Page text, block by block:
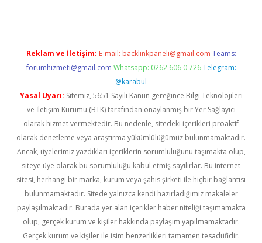
Reklam ve İletişim: E-mail: backlinkpaneli@gmail.com Teams:
forumhizmeti@gmail.com Whatsapp: 0262 606 0 726 Telegram:
@karabul
Yasal Uyarı: Sitemiz, 5651 Sayılı Kanun gereğince Bilgi Teknolojileri
ve İletişim Kurumu (BTK) tarafından onaylanmış bir Yer Sağlayıcı
olarak hizmet vermektedir. Bu nedenle, sitedeki içerikleri proaktif
olarak denetleme veya araştırma yükümlülüğümüz bulunmamaktadır.
Ancak, üyelerimiz yazdıkları içeriklerin sorumluluğunu taşımakta olup,
siteye üye olarak bu sorumluluğu kabul etmiş sayılırlar. Bu internet
sitesi, herhangi bir marka, kurum veya şahıs şirketi ile hiçbir bağlantısı
bulunmamaktadır. Sitede yalnızca kendi hazırladığımız makaleler
paylaşılmaktadır. Burada yer alan içerikler haber niteliği taşımamakta
olup, gerçek kurum ve kişiler hakkında paylaşım yapılmamaktadır.
Gerçek kurum ve kişiler ile isim benzerlikleri tamamen tesadüfidir.